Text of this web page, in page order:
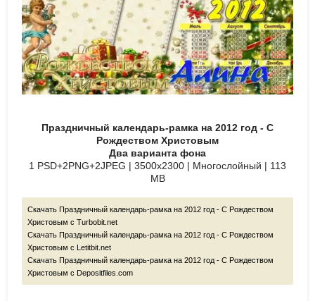
Праздничный календарь-рамка на 2012 год - С
Рождеством Христовым
Два варианта фона
1 PSD+2PNG+2JPEG | 3500х2300 | Многослойный | 113
MB
Скачать Праздничный календарь-рамка на 2012 год - С Рождеством
Христовым с Turbobit.net
Скачать Праздничный календарь-рамка на 2012 год - С Рождеством
Христовым с Letitbit.net
Скачать Праздничный календарь-рамка на 2012 год - С Рождеством
Христовым с Depositfiles.com